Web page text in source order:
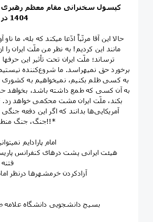
1404 در آغاز دهه فجر
حالا این آقا مرتّباً ادّعا میکند که بله، ما
مانند این کردیم! به نظر من ملّت ایران را از
ترساند؛ ملّت ایران تحت تأثیر این حرفها
برخورد حق نمیهراسد. ما شروع‌کننده
به کسی ظلم بکنیم، نمیخواهیم به کشوری
به آن کسی که طمع داشته باشد، بخواهد
بکند، ملّت ایران مشت محکمی خواهد زد.
آمریکایی‌ها بدانند که اگر این دفعه جنگی
جنگ، جنگ منطقه‌ای خواهد بود!!*
🔸امام پارادایم
🔸 هیئت ایرانی پشت درهای کنفرانس
🔸
🔸 آزادکردن خرمشهرها درنظر
📍 بسیج دانشجویی دانشگاه علامه